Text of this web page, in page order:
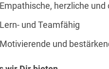
Empathische, herzliche und
Lern- und Teamfähig
Motivierende und